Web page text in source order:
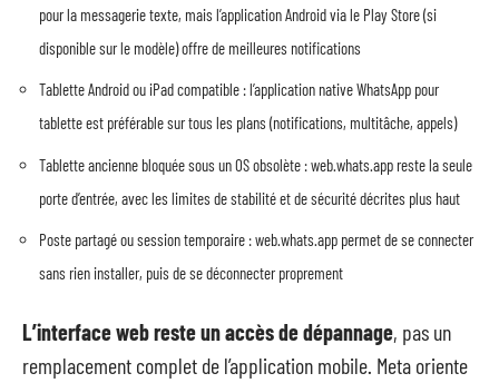
pour la messagerie texte, mais l’application Android via le Play Store (si
disponible sur le modèle) offre de meilleures notifications
Tablette Android ou iPad compatible : l’application native WhatsApp pour
tablette est préférable sur tous les plans (notifications, multitâche, appels)
Tablette ancienne bloquée sous un OS obsolète : web.whats.app reste la seule
porte d’entrée, avec les limites de stabilité et de sécurité décrites plus haut
Poste partagé ou session temporaire : web.whats.app permet de se connecter
sans rien installer, puis de se déconnecter proprement
L’interface web reste un accès de dépannage, pas un
remplacement complet de l’application mobile. Meta oriente